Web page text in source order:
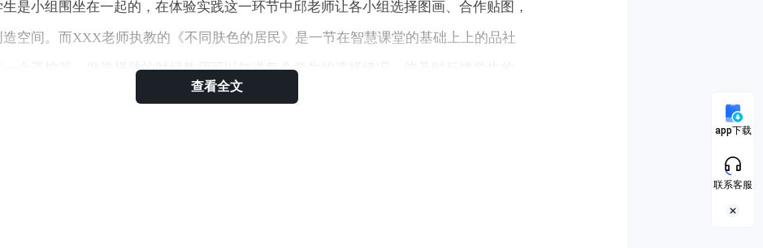
app下载
联系客服
是小组围坐在一起的，在体验实践这一环节中邱老师让各小组选择图画、合作贴图，
空间。而XXX老师执教的《不同肤色的居民》是一节在智慧课堂的基础上上的品社
一个遥控器，做选择题的时候教师可以知道每个学生的选择情况，能及时反馈学生的
查看全文